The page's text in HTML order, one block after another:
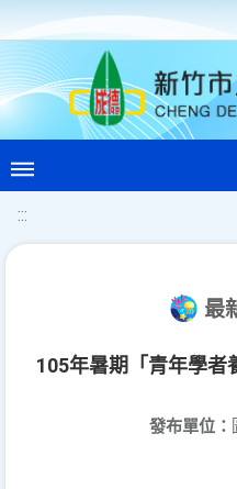
:::
最
105年暑期「青年學者
發布單位：